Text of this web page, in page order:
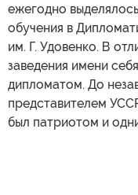
ежегодно
обучения в
им. Г. Удовенко. В
заведения имени
дипломатом. До
представителем
был патриотом и